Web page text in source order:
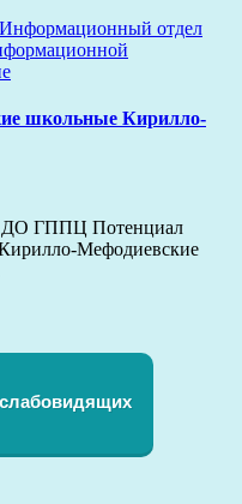
Информационный отдел
школьные Кирилло-
ДО ГППЦ Потенциал
Мефодиевские